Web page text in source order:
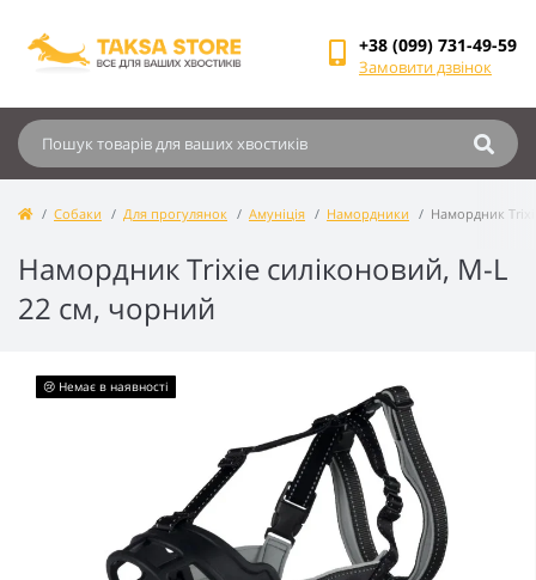
+38 (099) 731-49-59
Замовити дзвінок
Собаки Для прогулянок Амуніція Намордники Намордник
Намордник Trixie силіконовий, M-L
22 см, чорний
😢 Немає в наявності